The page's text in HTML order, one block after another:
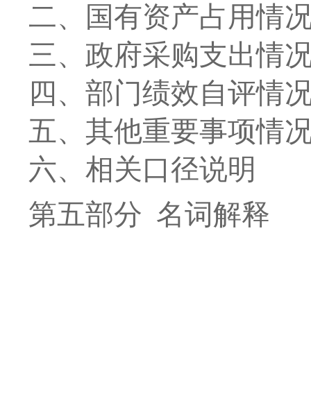
二、
国有资产占用情
三、 政府采购支出情
四、部门绩效自评情
五、 其他重要事项情
六、相关口径说明
第五部分 名词解释